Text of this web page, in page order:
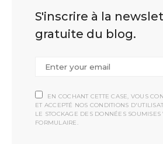
S'inscrire à la
gratuite du blog.
EN COCHANT CETTE CASE, VOUS
ET ACCEPTÉ NOS CONDITIONS
LE STOCKAGE DES DONNÉES SOUMISES
FORMULAIRE.